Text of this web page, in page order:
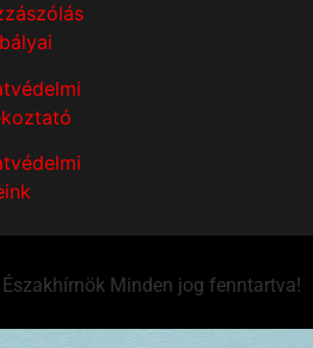
Minden jog fenntartva!